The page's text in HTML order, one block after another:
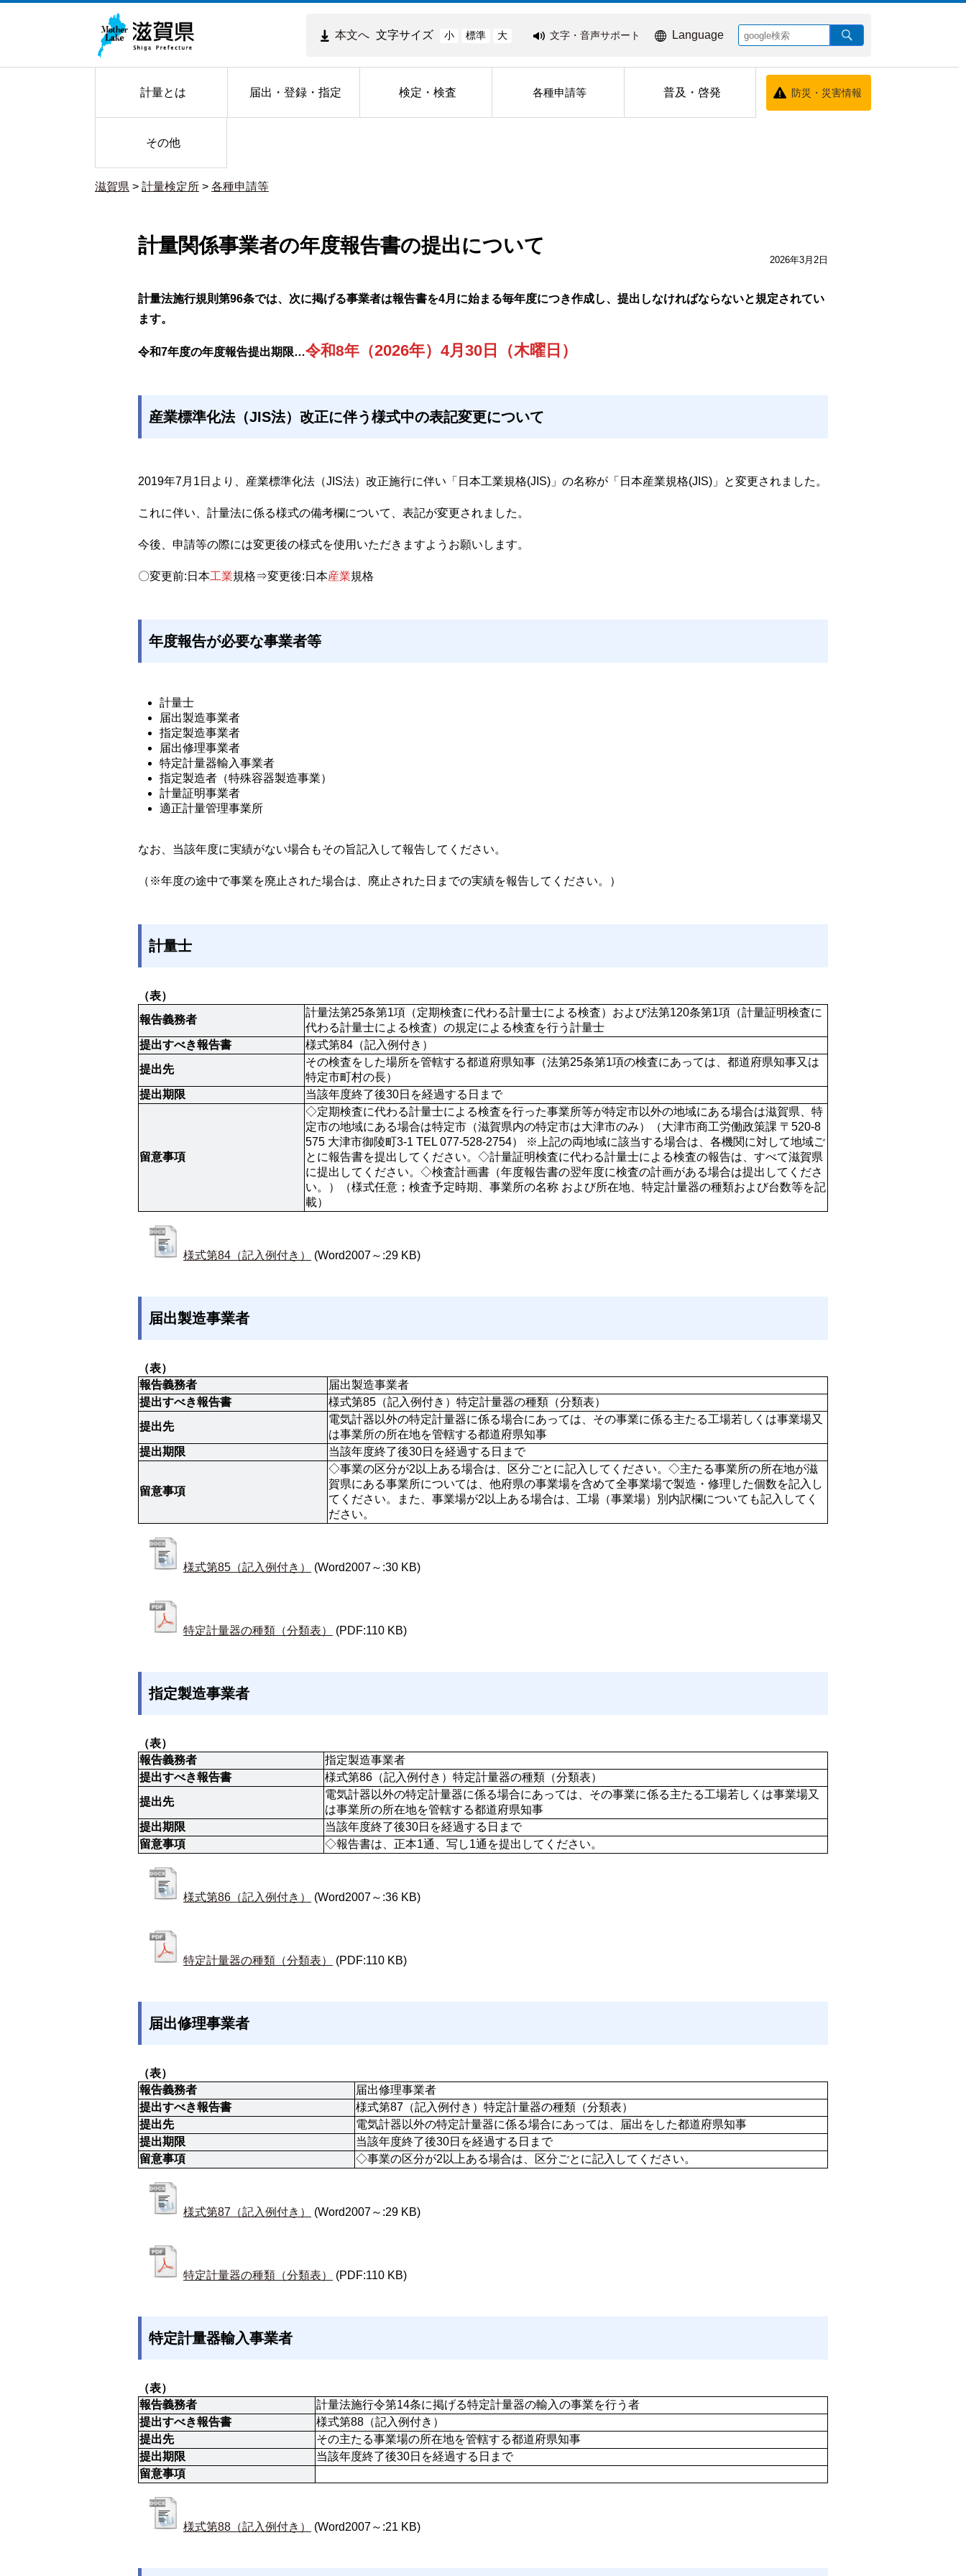
本文へ 文字サイズ 小 標準 大 文字・音声サポート Language
計量とは 届出・登録・指定 検定・検査 各種申請等 普及・啓発
その他
防災・災害情報
滋賀県 > 計量検定所 > 各種申請等
計量関係事業者の年度報告書の提出について
2026年3月2日
計量法施行規則第96条では、次に掲げる事業者は報告書を4月に始まる毎年度につき作成し、提出しなければならないと規定されてい
ます。
令和7年度の年度報告提出期限…令和8年（2026年）4月30日（木曜日）
産業標準化法（JIS法）改正に伴う様式中の表記変更について
2019年7月1日より、産業標準化法（JIS法）改正施行に伴い「日本工業規格(JIS)」の名称が「日本産業規格(JIS)」と変更されました。
これに伴い、計量法に係る様式の備考欄について、表記が変更されました。
今後、申請等の際には変更後の様式を使用いただきますようお願いします。
〇変更前:日本工業規格⇒変更後:日本産業規格
年度報告が必要な事業者等
計量士
届出製造事業者
指定製造事業者
届出修理事業者
特定計量器輸入事業者
指定製造者（特殊容器製造事業）
計量証明事業者
適正計量管理事業所
なお、当該年度に実績がない場合もその旨記入して報告してください。
（※年度の途中で事業を廃止された場合は、廃止された日までの実績を報告してください。）
計量士
（表）
報告義務者
計量法第25条第1項（定期検査に代わる計量士による検査）および法第120条第1項（計量証明検査に
代わる計量士による検査）の規定による検査を行う計量士
提出すべき報告書
様式第84（記入例付き）
提出先
その検査をした場所を管轄する都道府県知事（法第25条第1項の検査にあっては、都道府県知事又は
特定市町村の長）
提出期限
当該年度終了後30日を経過する日まで
留意事項
◇定期検査に代わる計量士による検査を行った事業所等が特定市以外の地域にある場合は滋賀県、特
定市の地域にある場合は特定市（滋賀県内の特定市は大津市のみ）（大津市商工労働政策課 〒520-8
575 大津市御陵町3-1 TEL 077-528-2754） ※上記の両地域に該当する場合は、各機関に対して地域ご
とに報告書を提出してください。◇計量証明検査に代わる計量士による検査の報告は、すべて滋賀県
に提出してください。◇検査計画書（年度報告書の翌年度に検査の計画がある場合は提出してくださ
い。）（様式任意；検査予定時期、事業所の名称 および所在地、特定計量器の種類および台数等を記
載）
様式第84（記入例付き） (Word2007～:29 KB)
届出製造事業者
（表）
報告義務者
届出製造事業者
提出すべき報告書
様式第85（記入例付き）特定計量器の種類（分類表）
提出先
電気計器以外の特定計量器に係る場合にあっては、その事業に係る主たる工場若しくは事業場又
は事業所の所在地を管轄する都道府県知事
提出期限
当該年度終了後30日を経過する日まで
留意事項
◇事業の区分が2以上ある場合は、区分ごとに記入してください。◇主たる事業所の所在地が滋
賀県にある事業所については、他府県の事業場を含めて全事業場で製造・修理した個数を記入し
てください。また、事業場が2以上ある場合は、工場（事業場）別内訳欄についても記入してく
ださい。
様式第85（記入例付き） (Word2007～:30 KB)
特定計量器の種類（分類表） (PDF:110 KB)
指定製造事業者
（表）
報告義務者
指定製造事業者
提出すべき報告書
様式第86（記入例付き）特定計量器の種類（分類表）
提出先
電気計器以外の特定計量器に係る場合にあっては、その事業に係る主たる工場若しくは事業場又
は事業所の所在地を管轄する都道府県知事
提出期限
当該年度終了後30日を経過する日まで
留意事項
◇報告書は、正本1通、写し1通を提出してください。
様式第86（記入例付き） (Word2007～:36 KB)
特定計量器の種類（分類表） (PDF:110 KB)
届出修理事業者
（表）
報告義務者
届出修理事業者
提出すべき報告書
様式第87（記入例付き）特定計量器の種類（分類表）
提出先
電気計器以外の特定計量器に係る場合にあっては、届出をした都道府県知事
提出期限
当該年度終了後30日を経過する日まで
留意事項
◇事業の区分が2以上ある場合は、区分ごとに記入してください。
様式第87（記入例付き） (Word2007～:29 KB)
特定計量器の種類（分類表） (PDF:110 KB)
特定計量器輸入事業者
（表）
報告義務者
計量法施行令第14条に掲げる特定計量器の輸入の事業を行う者
提出すべき報告書
様式第88（記入例付き）
提出先
その主たる事業場の所在地を管轄する都道府県知事
提出期限
当該年度終了後30日を経過する日まで
留意事項
様式第88（記入例付き） (Word2007～:21 KB)